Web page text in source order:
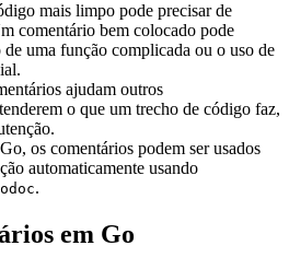
mais limpo pode precisar de
comentário bem colocado pode
de uma função complicada ou o uso de
ajudam outros
o que um trecho de código faz,
os comentários podem ser usados
automaticamente usando
.
em Go